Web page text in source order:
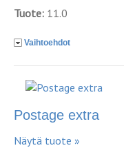
Tuote: 11.0
Vaihtoehdot
Postage extra
Näytä tuote »